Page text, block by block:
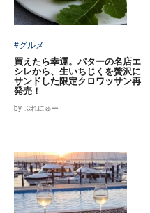
#グルメ
買えたら幸運。バターの名店エ
シレから、生いちじくを贅沢に
サンドした限定クロワッサン再
発売！
by ぷれにゅー